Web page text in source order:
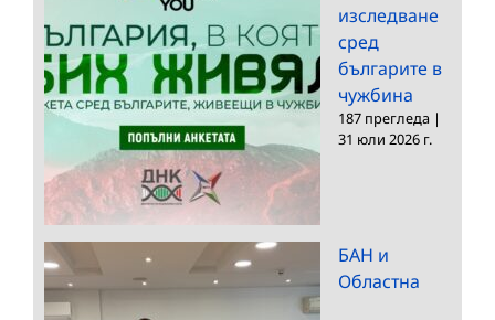
изследване
сред
българите в
чужбина
187 прегледа |
31 юли 2026 г.
БАН и
Областна